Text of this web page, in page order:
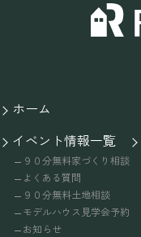
ホーム
イベント情報一覧
９０分無料家づくり相談
よくある質問
９０分無料土地相談
モデルハウス見学会予約
お知らせ